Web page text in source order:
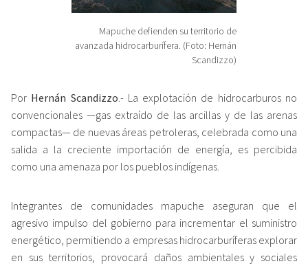
Mapuche defienden su territorio de
avanzada hidrocarburífera. (Foto: Hernán
Scandizzo)
Por Hernán Scandizzo .- La explotación de hidrocarburos no
convencionales —gas extraído de las arcillas y de las arenas
compactas— de nuevas áreas petroleras, celebrada como una
salida a la creciente importación de energía, es percibida
como una amenaza por los pueblos indígenas.
Integrantes de comunidades mapuche aseguran que el
agresivo impulso del gobierno para incrementar el suministro
energético, permitiendo a empresas hidrocarburíferas explorar
en sus territorios, provocará daños ambientales y sociales